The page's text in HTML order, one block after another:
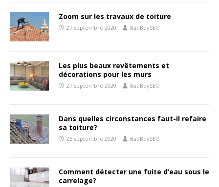
Zoom sur les travaux de toiture
27 septembre 2020 BadBoySEO
Les plus beaux revêtements et
décorations pour les murs
27 septembre 2020 BadBoySEO
Dans quelles circonstances faut-il refaire
sa toiture?
25 septembre 2020 BadBoySEO
Comment détecter une fuite d’eau sous le
carrelage?